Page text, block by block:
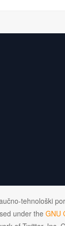
tehnološki
under the GNU